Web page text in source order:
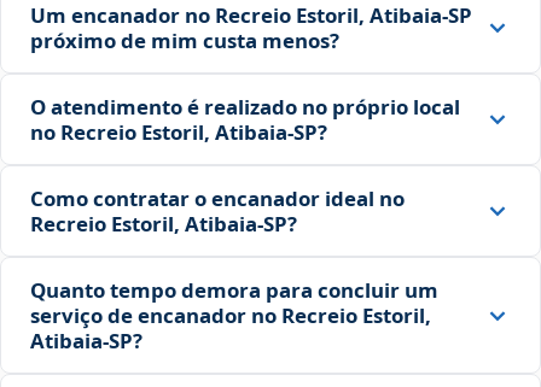
Um encanador no Recreio Estoril, Atibaia‑SP
próximo de mim custa menos?
O atendimento é realizado no próprio local
no Recreio Estoril, Atibaia‑SP?
Como contratar o encanador ideal no
Recreio Estoril, Atibaia‑SP?
Quanto tempo demora para concluir um
serviço de encanador no Recreio Estoril,
Atibaia‑SP?